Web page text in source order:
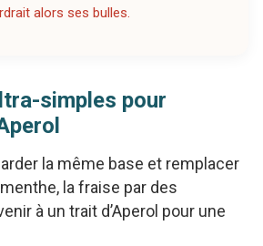
alors ses bulles.
simples pour
la même base et remplacer
la fraise par des
à un trait d’Aperol pour une